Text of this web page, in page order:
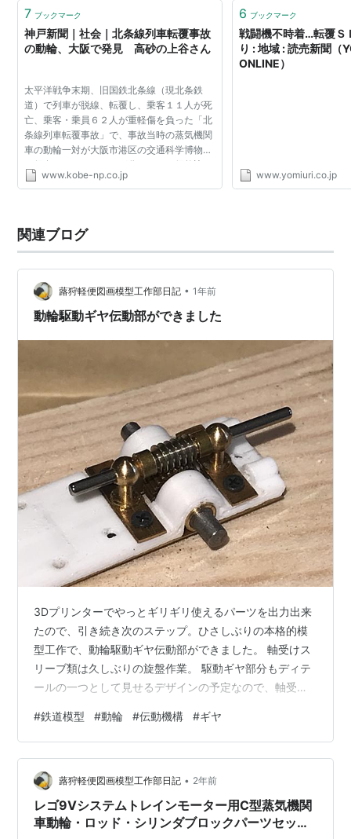
7 ブックマーク
神戸新聞｜社会｜北条線列車転覆事故
の動輪、大阪で発見 高砂の上谷さん
太平洋戦争末期、旧国鉄北条線（現北条鉄
道）で列車が脱線、転覆し、乗客１１人が死
亡、乗客・乗員６２人が重軽傷を負った「北
条線列車転覆事故」で、事故当時の蒸気機関
車の動輪一対が大阪市港区の交通科学博物館
に保存されていたことが分かった。偶然訪れ
た高砂市在住の戦史研究家上谷（うえたに）
www.kobe-np.co.jp
6 ブックマーク
戦闘機不時着…転覆Ｓ
り : 地域 : 読売新聞（
ONLINE）
www.yomiuri.co.jp
関連ブログ
蕗狩軽便図画模型工作部日記 • 1年前
動輪駆動ギヤ伝動部ができました
3Dプリンターでやっとギリギリ使えるパーツを出力出来
たので、引き続き次のステップ。ひさしぶりの本格的模
型工作で、動輪駆動ギヤ伝動部ができました。 軸受けス
リーブ類は久しぶりの旋盤作業。 駆動ギヤ部分もディテ
ールの一つとして見せるデザインの予定なので、軸受ポ
#鉄道模型 #動輪 #伝動機構 #ギヤ
蕗狩軽便図画模型工作部日記 • 2年前
レゴ9Vシステムトレインモーター用C型蒸気機関
車動輪・ロッド・シリンダブロックパーツセット